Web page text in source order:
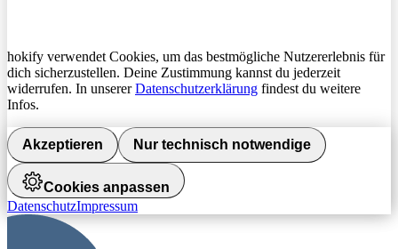
hokify verwendet Cookies, um das bestmögliche Nutzererlebnis für
dich sicherzustellen. Deine Zustimmung kannst du jederzeit
widerrufen. In unsererDatenschutzerklärung findest du weitere
Infos.
Akzeptieren Nur technisch notwendige
Cookies anpassen
DatenschutzImpressum